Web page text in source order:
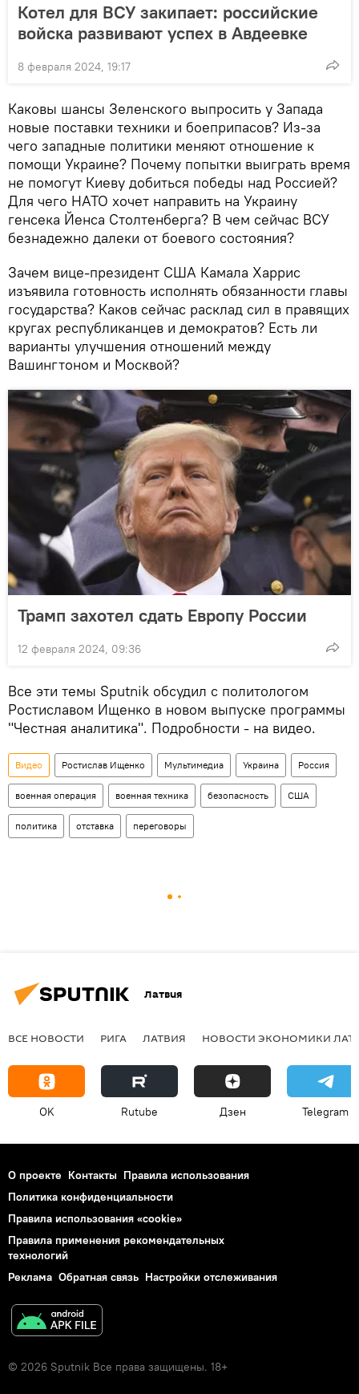
Котел для ВСУ закипает: российские
войска развивают успех в Авдеевке
8 февраля 2024, 19:17
Каковы шансы Зеленского выпросить у Запада
новые поставки техники и боеприпасов? Из-за
чего западные политики меняют отношение к
помощи Украине? Почему попытки выиграть время
не помогут Киеву добиться победы над Россией?
Для чего НАТО хочет направить на Украину
генсека Йенса Столтенберга? В чем сейчас ВСУ
безнадежно далеки от боевого состояния?
Зачем вице-президент США Камала Харрис
изъявила готовность исполнять обязанности главы
государства? Каков сейчас расклад сил в правящих
кругах республиканцев и демократов? Есть ли
варианты улучшения отношений между
Вашингтоном и Москвой?
Трамп захотел сдать Европу России
12 февраля 2024, 09:36
Все эти темы Sputnik обсудил с политологом
Ростиславом Ищенко в новом выпуске программы
"Честная аналитика". Подробности - на видео.
Видео Ростислав Ищенко Мультимедиа Украина Россия
военная операция военная техника безопасность США
политика отставка переговоры
Латвия
ВСЕ НОВОСТИ РИГА ЛАТВИЯ НОВОСТИ ЭКОНОМИКИ
OK Rutube Дзен Telegram
О проекте Контакты Правила использования
Политика конфиденциальности
Правила использования «cookie»
Правила применения рекомендательных
технологий
Реклама Обратная связь Настройки отслеживания
© 2026 Sputnik Все права защищены. 18+